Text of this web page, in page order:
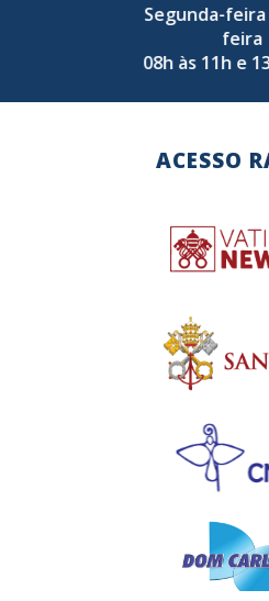
Segunda-
feira
08h às 11h e
ACESSO